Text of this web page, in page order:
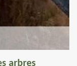
arbres